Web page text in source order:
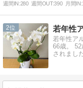
週間IN:280 週間OUT:390 月間IN:
2 若年性
若年性ア
66歳。
されまし